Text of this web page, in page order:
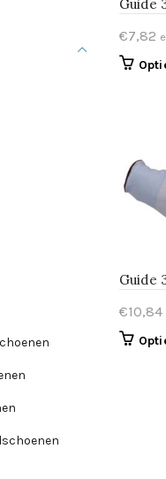
Guide
€7,82
Guide
€10,84